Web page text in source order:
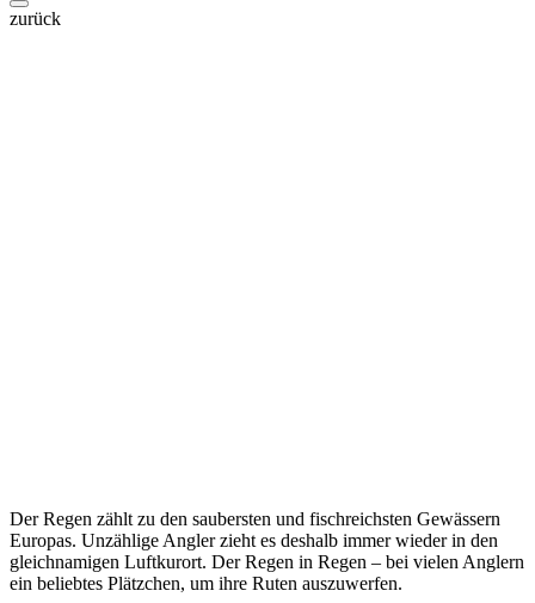
zurück
Der Regen zählt zu den saubersten und fischreichsten Gewässern
Europas. Unzählige Angler zieht es deshalb immer wieder in den
gleichnamigen Luftkurort. Der Regen in Regen – bei vielen Anglern
ein beliebtes Plätzchen, um ihre Ruten auszuwerfen.